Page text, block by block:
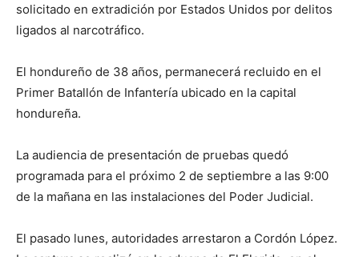
solicitado en extradición por Estados Unidos por delitos
ligados al narcotráfico.
El hondureño de 38 años, permanecerá recluido en el
Primer Batallón de Infantería ubicado en la capital
hondureña.
La audiencia de presentación de pruebas quedó
programada para el próximo 2 de septiembre a las 9:00
de la mañana en las instalaciones del Poder Judicial.
El pasado lunes, autoridades arrestaron a Cordón López.